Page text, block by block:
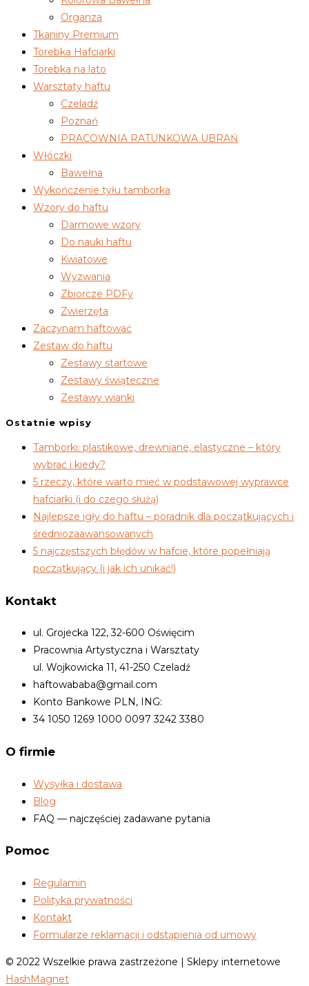
Organza
Tkaniny Premium
Torebka Hafciarki
Torebka na lato
Warsztaty haftu
Czeladź
Poznań
PRACOWNIA RATUNKOWA UBRAŃ
Włóczki
Bawełna
Wykończenie tyłu tamborka
Wzory do haftu
Darmowe wzory
Do nauki haftu
Kwiatowe
Wyzwania
Zbiorcze PDFy
Zwierzęta
Zaczynam haftować
Zestaw do haftu
Zestawy startowe
Zestawy świąteczne
Zestawy wianki
Ostatnie wpisy
Tamborki: plastikowe, drewniane, elastyczne – który
wybrać i kiedy?
5 rzeczy, które warto mieć w podstawowej wyprawce
hafciarki (i do czego służą)
Najlepsze igły do haftu – poradnik dla początkujących i
średniozaawansowanych
5 najczęstszych błędów w hafcie, które popełniają
początkujący (i jak ich unikać!)
Kontakt
ul. Grojecka 122, 32-600 Oświęcim
Pracownia Artystyczna i Warsztaty
ul. Wojkowicka 11, 41-250 Czeladź
haftowababa@gmail.com
Konto Bankowe PLN, ING:
34 1050 1269 1000 0097 3242 3380
O firmie
Wysyłka i dostawa
Blog
FAQ — najczęściej zadawane pytania
Pomoc
Regulamin
Polityka prywatności
Kontakt
Formularze reklamacji i odstąpienia od umowy
© 2022 Wszelkie prawa zastrzeżone | Sklepy internetowe
HashMagnet